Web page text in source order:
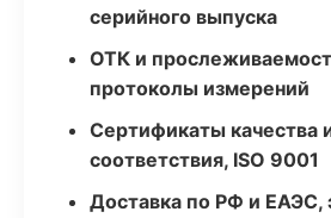
серийного выпуска
ОТК и
протоколы измерений
Сертификаты качества
соответствия, ISO 9001
Доставка по РФ и ЕАЭС,